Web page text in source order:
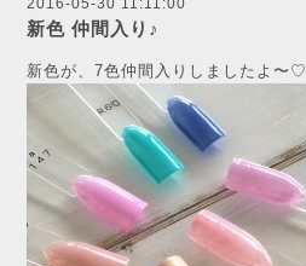
2016-05-30 11:11:00
新色 仲間入り♪
新色が、7色仲間入りしましたよ〜♡